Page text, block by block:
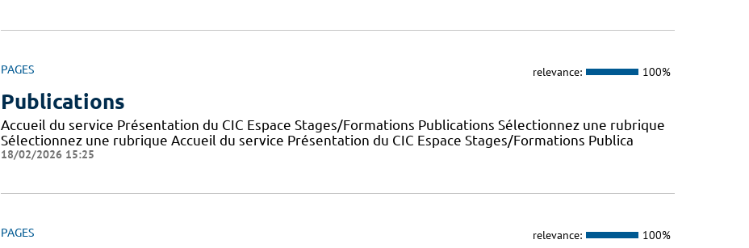
PAGES relevance: 100%
Publications
Accueil du service Présentation du CIC Espace Stages/Formations Publications Sélectionnez une rubrique
Sélectionnez une rubrique Accueil du service Présentation du CIC Espace Stages/Formations Publica
18/02/2026 15:25
PAGES relevance: 100%